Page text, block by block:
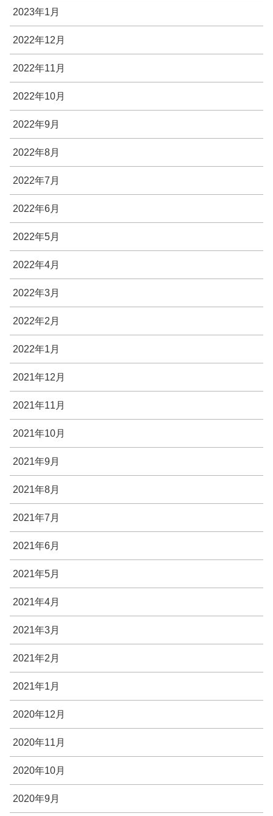
2023年1月
2022年12月
2022年11月
2022年10月
2022年9月
2022年8月
2022年7月
2022年6月
2022年5月
2022年4月
2022年3月
2022年2月
2022年1月
2021年12月
2021年11月
2021年10月
2021年9月
2021年8月
2021年7月
2021年6月
2021年5月
2021年4月
2021年3月
2021年2月
2021年1月
2020年12月
2020年11月
2020年10月
2020年9月